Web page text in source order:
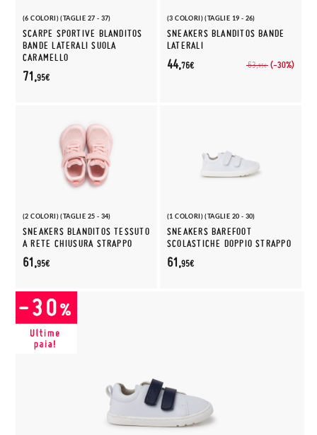
(6 COLORI) (TAGLIE 27 - 37)
SCARPE SPORTIVE BLANDITOS
BANDE LATERALI SUOLA
CARAMELLO
71,95€
(3 COLORI) (TAGLIE 19 - 26)
SNEAKERS BLANDITOS BANDE
LATERALI
63,95€ (-30%)
44,76€
(2 COLORI) (TAGLIE 25 - 34)
SNEAKERS BLANDITOS TESSUTO
A RETE CHIUSURA STRAPPO
61,95€
(1 COLORI) (TAGLIE 20 - 30)
SNEAKERS BAREFOOT
SCOLASTICHE DOPPIO STRAPPO
61,95€